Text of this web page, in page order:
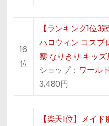
16
位
【ランキング1位3
ハロウィン コスプ
察 なりきり キッ
ショップ： ワール
3,480円
【楽天1位】メイ